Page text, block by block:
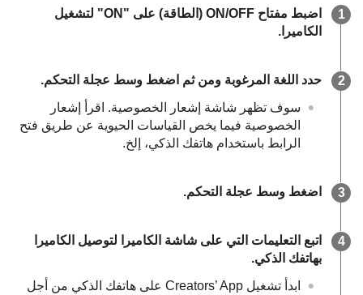
اضبط مفتاح ON/OFF (الطاقة) على "ON" لتشغيل
الكاميرا.
حدد اللغة المرغوبة ومن ثم اضغط وسط عجلة التحكم.
سوف تظهر شاشة إشعار الخصوصية. اقرأ إشعار
الخصوصية فيما يخص القياسات الحيوية عن طريق فتح
الرابط باستخدام هاتفك الذكي، إلخ.
اضغط وسط عجلة التحكم.
اتبع التعليمات التي على شاشة الكاميرا لتوصيل الكاميرا
بهاتفك الذكي.
ابدأ تشغيل Creators’ App على هاتفك الذكي من أجل